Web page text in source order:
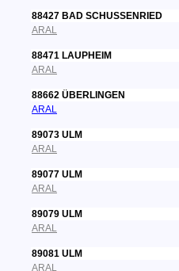
88427 BAD SCHUSSENRIED
ARAL
88471 LAUPHEIM
ARAL
88662 ÜBERLINGEN
ARAL
89073 ULM
ARAL
89077 ULM
ARAL
89079 ULM
ARAL
89081 ULM
ARAL